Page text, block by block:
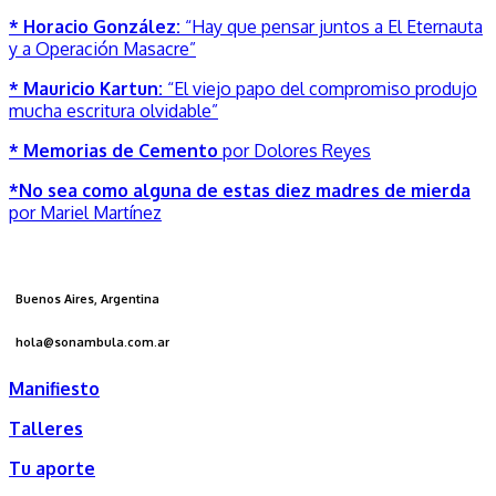
* Horacio González: “Hay que pensar juntos a El Eternauta
y a Operación Masacre”
* Mauricio Kartun: “El viejo papo del compromiso produjo
mucha escritura olvidable”
* Memorias de Cemento por Dolores Reyes
*No sea como alguna de estas diez madres de mierda
por Mariel Martínez
Buenos Aires, Argentina
hola@sonambula.com.ar
Manifiesto
Talleres
Tu aporte